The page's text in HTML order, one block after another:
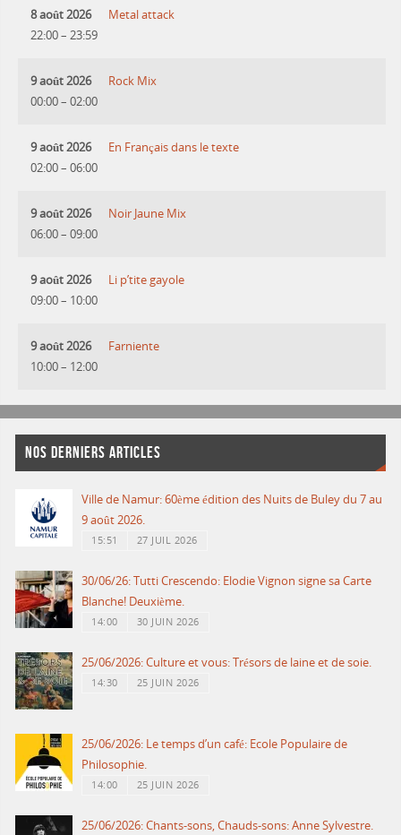
8 août 2026
22:00– 23:59
Metal attack
9 août 2026
00:00– 02:00
Rock Mix
9 août 2026
02:00– 06:00
En Français dans le texte
9 août 2026
06:00– 09:00
Noir Jaune Mix
9 août 2026
09:00– 10:00
Li p’tite gayole
9 août 2026
10:00– 12:00
Farniente
NOS DERNIERS ARTICLES
Ville de Namur: 60ème édition des Nuits de Buley du 7 au
9 août 2026.
15:51 27 JUIL 2026
30/06/26: Tutti Crescendo: Elodie Vignon signe sa Carte
Blanche! Deuxième.
14:00 30 JUIN 2026
25/06/2026: Culture et vous: Trésors de laine et de soie.
14:30 25 JUIN 2026
25/06/2026: Le temps d’un café: Ecole Populaire de
Philosophie.
14:00 25 JUIN 2026
25/06/2026: Chants-sons, Chauds-sons: Anne Sylvestre.